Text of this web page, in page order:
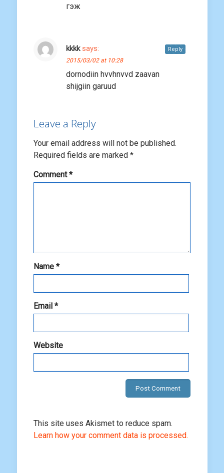
гэж
kkkk says:
2015/03/02 at 10:28
dornodiin hvvhnvvd zaavan
shijgiin garuud
Reply
Leave a Reply
Your email address will not be published.
Required fields are marked *
Comment*
Name *
Email *
Website
This site uses Akismet to reduce spam.
Learn how your comment data is processed.